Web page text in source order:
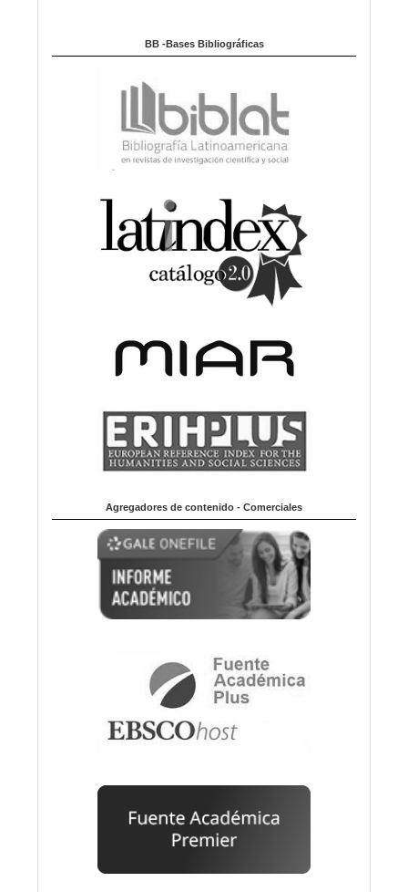
BB -Bases Bibliográficas
Agregadores de contenido - Comerciales